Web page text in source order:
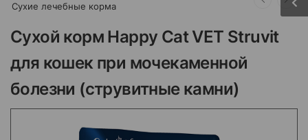
Сухие лечебные корма
Сухой корм Happy Cat VET Struvit
для кошек при мочекаменной
болезни (струвитные камни)